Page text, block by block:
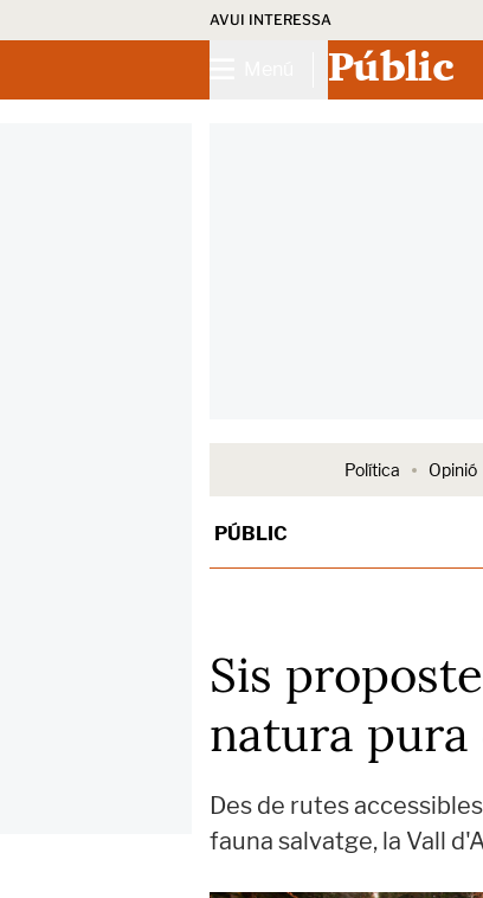
AVUI INTERESSA
Públic
Política Opinió
PÚBLIC
Sis
natura pura
Des de rutes
fauna salvatge, la Vall